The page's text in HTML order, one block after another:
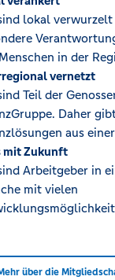
lokal verwurzelt
in der
vernetzt
Teil der
Daher
aus
mit Zukunft
Arbeitgeber in
mit vielen
über die